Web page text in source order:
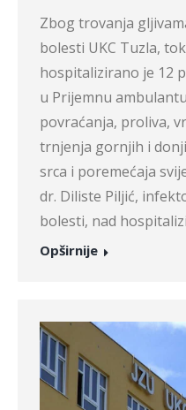
Zbog trovanja
bolesti UKC Tuzla,
hospitalizirano je 12
u Prijemnu
povraćanja, proliva,
trnjenja gornjih i
srca i poremećaja
dr. Diliste Piljić,
bolesti, nad
Opširnije